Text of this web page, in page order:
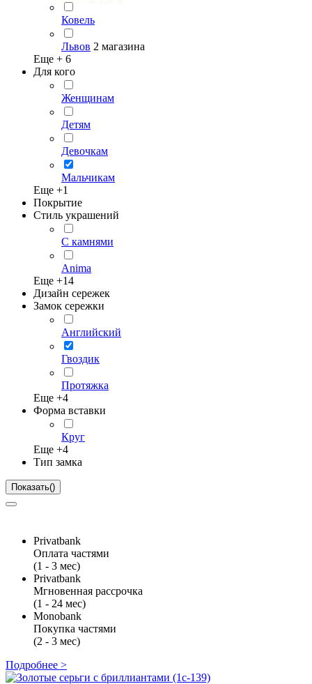
Ковель
Львов 2 магазина
Еще + 6
Для кого
Женщинам
Детям
Девочкам
Мальчикам
Еще +1
Покрытие
Стиль украшений
С камнями
Anima
Еще +14
Дизайн сережек
Замок сережки
Английский
Гвоздик
Протяжка
Еще +4
Форма вставки
Круг
Еще +4
Тип замка
Показать()
Privatbank
Оплата частями
(1 - 3 мес)
Privatbank
Мгновенная рассрочка
(1 - 24 мес)
Monobank
Покупка частями
(2 - 3 мес)
Подробнее >